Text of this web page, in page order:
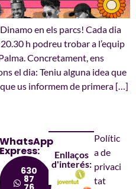
en els parcs! Cada dia
h podreu trobar a l’equip
Concretament, ens
el dia: Teniu alguna idea que
us informem de primera […]
WhatsApp
Express:
630
87
Enllaços
d'interés:
Polític
a de
privaci
tat